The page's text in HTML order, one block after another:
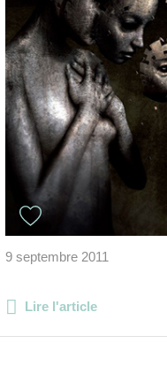
9 septembre 2011
Lire l'article